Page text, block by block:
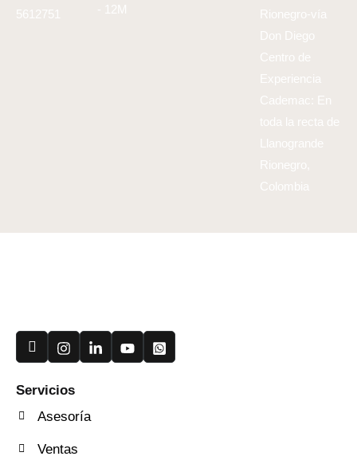
5612751
- 12M
Rionegro-vía
Don Diego
Centro de
Experiencia
Cademac: En
toda la recta de
Llanogrande
Rionegro,
Colombia
Servicios
Asesoría
Ventas